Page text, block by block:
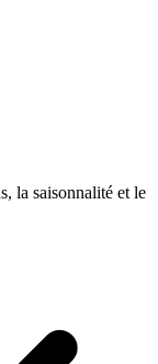
la saisonnalité et le